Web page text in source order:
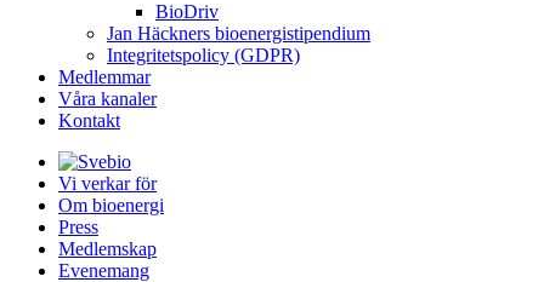
BioDriv
Jan Häckners bioenergistipendium
Integritetspolicy (GDPR)
Medlemmar
Våra kanaler
Kontakt
Vi verkar för
Om bioenergi
Press
Medlemskap
Evenemang